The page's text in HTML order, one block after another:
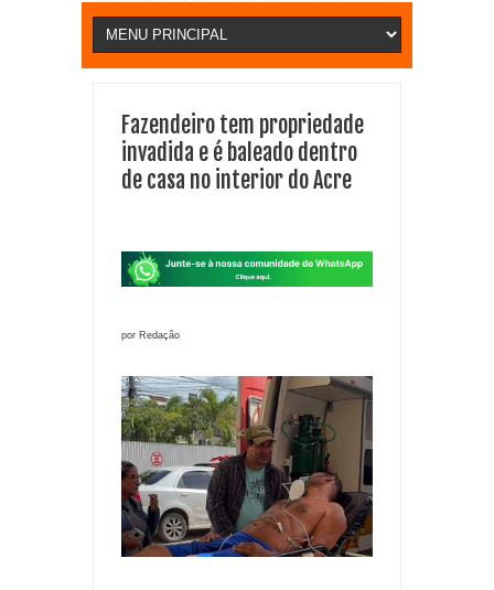
Fazendeiro tem propriedade
invadida e é baleado dentro
de casa no interior do Acre
por Redação